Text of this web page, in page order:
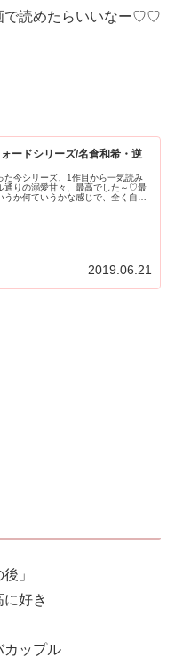
で読めたらいいなー♡♡
ードシリーズ/名倉和希・逆
た今シリーズ、1作目から一気読み
通りの溺愛甘々、最高でした～♡最
うか何ていうかな感じで、全く自分
2019.06.21
」
好き
ップル